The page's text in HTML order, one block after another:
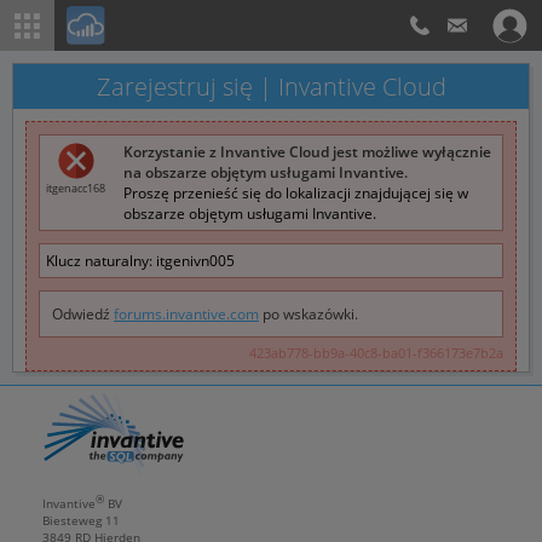
Zarejestruj się | Invantive Cloud
itgenacc168
Korzystanie z Invantive Cloud jest możliwe wyłącznie
na obszarze objętym usługami Invantive.
Proszę przenieść się do lokalizacji znajdującej się w
obszarze objętym usługami Invantive.
Klucz naturalny: itgenivn005
Odwiedź forums.invantive.com po wskazówki.
423ab778-bb9a-40c8-ba01-f366173e7b2a
Invantive® BV
Biesteweg 11
3849 RD Hierden